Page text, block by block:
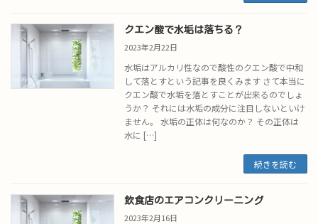
クエン酸で水垢は落ちる？
2023年2月22日
水垢はアルカリ性なので酸性のクエン酸で中和
して落とすという記事を良くみます さて本当に
クエン酸で水垢を落とすことが出来るのでしょ
うか？ それには水垢の成分に注目しないといけ
ません。 水垢の正体は何なのか？ その正体は
水に […]
続きを読む
飲食店のエアコンクリーニング
2023年2月16日